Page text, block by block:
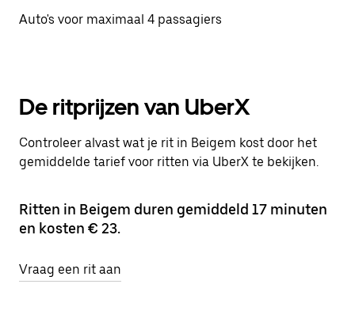
Auto's voor maximaal 4 passagiers
De ritprijzen van UberX
Controleer alvast wat je rit in Beigem kost door het
gemiddelde tarief voor ritten via UberX te bekijken.
Ritten in Beigem duren gemiddeld 17 minuten
en kosten € 23.
Vraag een rit aan